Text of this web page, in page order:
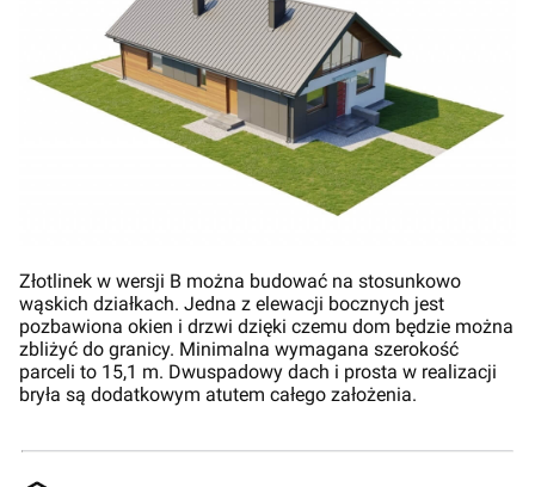
Złotlinek w wersji B można budować na stosunkowo
wąskich działkach. Jedna z elewacji bocznych jest
pozbawiona okien i drzwi dzięki czemu dom będzie można
zbliżyć do granicy. Minimalna wymagana szerokość
parceli to 15,1 m. Dwuspadowy dach i prosta w realizacji
bryła są dodatkowym atutem całego założenia.